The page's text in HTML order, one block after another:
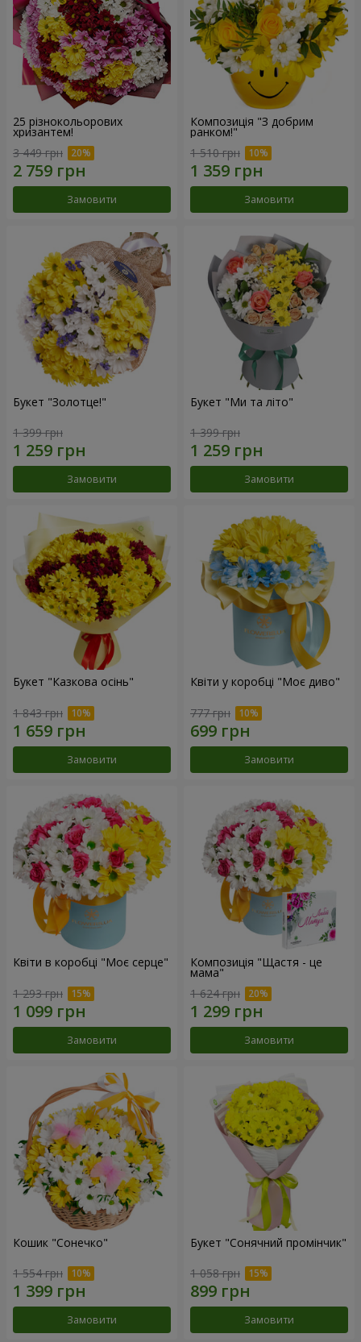
25 різнокольорових
хризантем!
3 449 грн
Замовити
Композиція "З добрим
ранком!"
1 510 грн
Замовити
Букет "Золотце!"
1 399 грн
Замовити
Букет "Ми та літо"
1 399 грн
Замовити
Букет "Казкова осінь"
1 843 грн
Замовити
Квіти у коробці "Моє диво"
777 грн
Замовити
Квіти в коробці "Моє серце"
1 293 грн
Замовити
Композиція "Щастя - це
мама"
1 624 грн
Замовити
Кошик "Сонечко"
1 554 грн
Замовити
Букет "Сонячний промінчик"
1 058 грн
Замовити